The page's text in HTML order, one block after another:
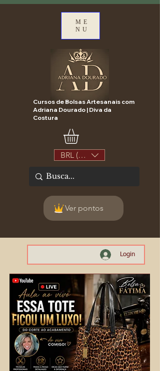
ME
NU
Cursos de Bolsas Artesanais com
Adriana Dourado | Diva da
Costura
BRL (R$)
Ver pontos
Login